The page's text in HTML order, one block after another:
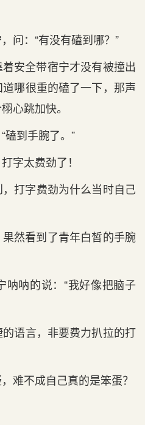
问：“有没有磕到‌哪？”
安全带宿宁才‌没有被撞出‌
哪很重的磕了一下，那声
心‌跳加快。
磕到‌手腕了。”
字太费劲了！
打字费劲为什么当时自己
然看到‌了青年白皙的手腕
呐的说：“我好像把脑子
语言，非要费力扒拉的打
难不‌成自己真的是‌笨蛋？